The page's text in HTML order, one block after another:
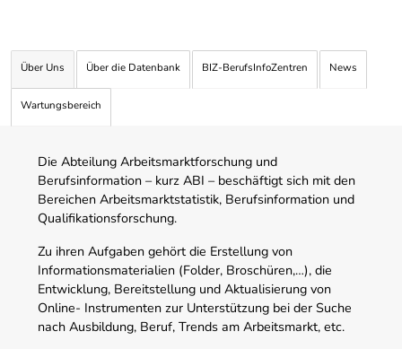
Über Uns Über die Datenbank BIZ-BerufsInfoZentren News
Wartungsbereich
Die Abteilung Arbeitsmarktforschung und
Berufsinformation – kurz ABI – beschäftigt sich mit den
Bereichen Arbeitsmarktstatistik, Berufsinformation und
Qualifikationsforschung.
Zu ihren Aufgaben gehört die Erstellung von
Informationsmaterialien (Folder, Broschüren,…), die
Entwicklung, Bereitstellung und Aktualisierung von
Online- Instrumenten zur Unterstützung bei der Suche
nach Ausbildung, Beruf, Trends am Arbeitsmarkt, etc.